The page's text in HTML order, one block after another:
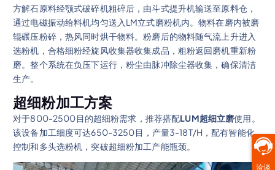
方解石原料经颚式破碎机粗碎后，由斗式提升机输送至原料仓，
通过电磁振动给料机均匀送入LM立式磨粉机内。物料在磨内被磨
辊碾压粉碎，热风同时烘干物料。粉磨后的物料随气流上升进入
选粉机，合格细粉经旋风收集器收集成品，粗粉返回磨机重新粉
磨。整个系统在负压下运行，粉尘由脉冲除尘器收集，确保清洁
生产。
超细粉加工方案
对于800-2500目的超细粉需求，推荐搭配LUM超细立磨使用。
该设备加工细度可达650-3250目，产量3-18T/H，配有智能化
控制和多头选粉机，突破超细粉加工产能瓶颈。
洽谈